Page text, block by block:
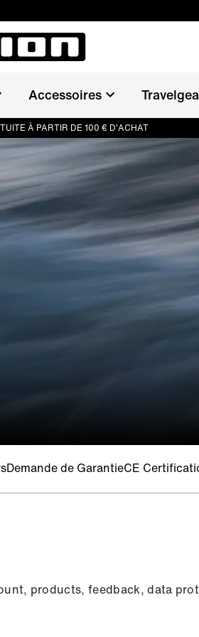
Accessoires
À PARTIR DE 100 € D'ACHAT
Demande de GarantieCE
products, feedback, data